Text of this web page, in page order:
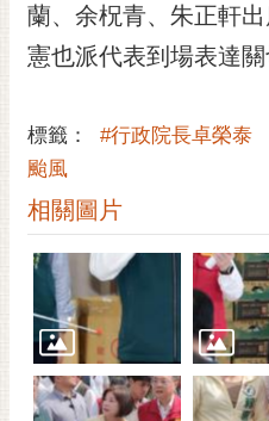
蘭、余柷青、朱正軒
憲也派代表到場表達關
標籤： #行政院長卓榮泰
颱風
相關圖片